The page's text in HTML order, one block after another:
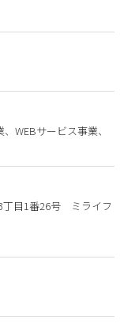
WEBサービス事業、
丁目1番26号 ミライフ